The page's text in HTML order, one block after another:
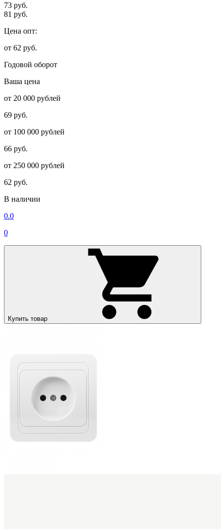
73 руб.
81 руб.
Цена опт:
от 62 руб.
Годовой оборот
Ваша цена
от 20 000 рублей
69 руб.
от 100 000 рублей
66 руб.
от 250 000 рублей
62 руб.
В наличии
0.0
0
Купить товар